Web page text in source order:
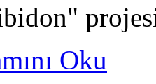
projesi
Oku